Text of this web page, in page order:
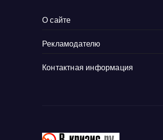
О сайте
Рекламодателю
Контактная информация